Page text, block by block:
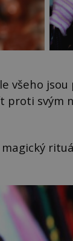
všeho
proti svým